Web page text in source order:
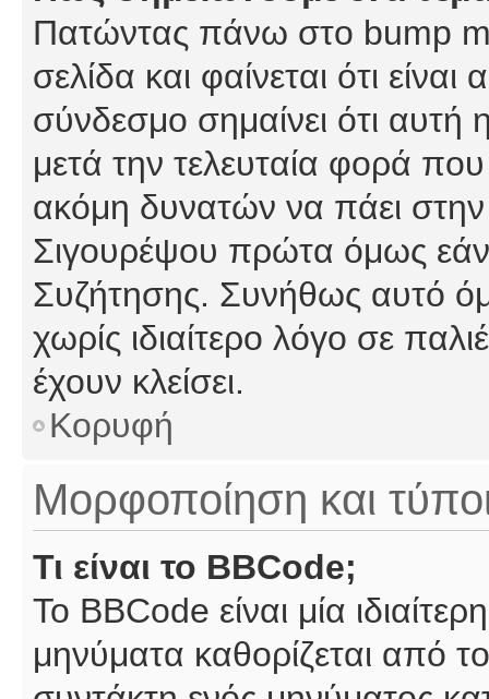
Πατώντας πάνω στο bump
σελίδα και φαίνεται ότι
σύνδεσμο σημαίνει ότι αυτή
μετά την τελευταία φορά που
ακόμη δυνατών να πάει
Σιγουρέψου πρώτα όμως εάν
Συζήτησης. Συνήθως αυτό
χωρίς ιδιαίτερο λόγο σε
έχουν κλείσει.
Κορυφή
Μορφοποίηση και
Τι είναι το BBCode;
Το BBCode είναι μία
μηνύματα καθορίζεται από